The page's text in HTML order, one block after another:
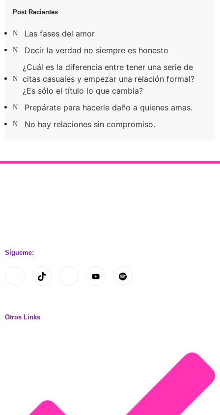
Post Recientes
Las fases del amor
Decir la verdad no siempre es honesto
¿Cuál es la diferencia entre tener una serie de
citas casuales y empezar una relación formal?
¿Es sólo el título lo que cambia?
Prepárate para hacerle daño a quienes amas.
No hay relaciones sin compromiso.
Sígueme:
Otros Links